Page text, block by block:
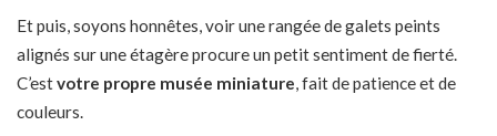
Et puis, soyons honnêtes, voir une rangée de galets peints
alignés sur une étagère procure un petit sentiment de fierté.
C’estvotre propre musée miniature, fait de patience et de
couleurs.